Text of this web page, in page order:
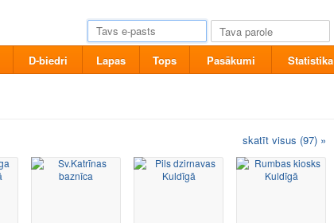
D-biedri Lapas Tops Pasākumi Statistika
skatīt visus (97) »